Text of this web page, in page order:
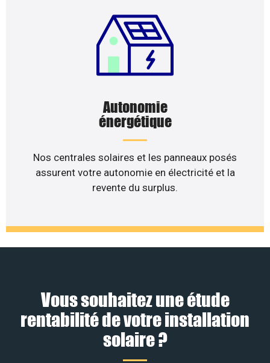
Autonomie
énergétique
Nos centrales solaires et les panneaux posés
assurent votre autonomie en électricité et la
revente du surplus.
Vous souhaitez une étude
rentabilité de votre installation
solaire ?